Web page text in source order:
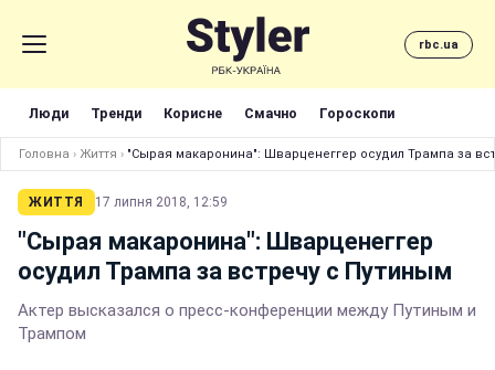
rbc.ua
Люди Тренди Корисне Смачно Гороскопи
Головна › Життя › "Сырая макаронина": Шварценеггер осудил Трампа за
ЖИТТЯ 17 липня 2018, 12:59
"Сырая макаронина": Шварценеггер
осудил Трампа за встречу с Путиным
Актер высказался о пресс-конференции между Путиным и
Трампом